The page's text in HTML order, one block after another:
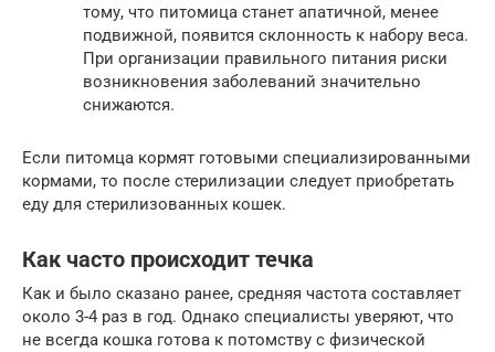
тому, что питомица станет апатичной, менее
подвижной, появится склонность к набору веса.
При организации правильного питания риски
возникновения заболеваний значительно
снижаются.
Если питомца кормят готовыми специализированными
кормами, то после стерилизации следует приобретать
еду для стерилизованных кошек.
Как часто происходит течка
Как и было сказано ранее, средняя частота составляет
около 3-4 раз в год. Однако специалисты уверяют, что
не всегда кошка готова к потомству с физической